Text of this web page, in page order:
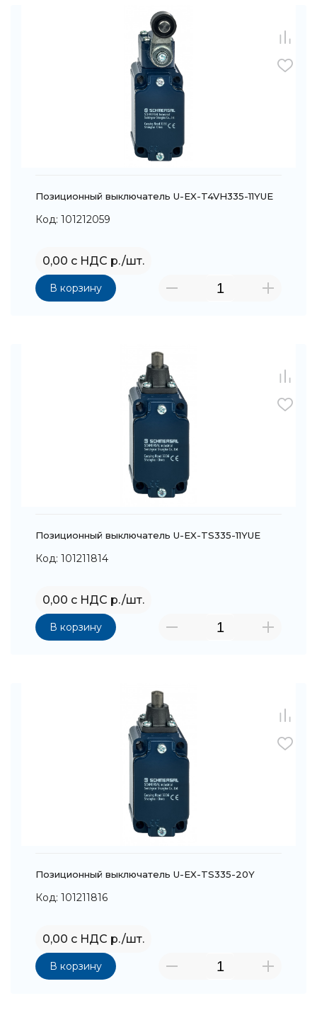
Позиционный выключатель U-EX-T4VH335-11YUE
Код: 101212059
0,00 с НДС р./шт.
В корзину
Позиционный выключатель U-EX-TS335-11YUE
Код: 101211814
0,00 с НДС р./шт.
В корзину
Позиционный выключатель U-EX-TS335-20Y
Код: 101211816
0,00 с НДС р./шт.
В корзину